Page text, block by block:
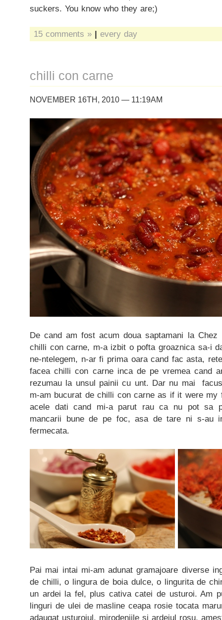
suckers. You know who they are;)
15 comments » | every day
chilli con carne
NOVEMBER 16TH, 2010 — 11:19AM
De cand am fost acum doua saptamani la
chilli con carne, m-a izbit o pofta groaznica sa-i
ne-ntelegem, n-ar fi prima oara cand fac asta,
facea chilli con carne inca de pe vremea cand
rezumau la unsul painii cu unt. Dar nu mai
m-am bucurat de chilli con carne as if it were
acele dati cand mi-a parut rau ca nu pot sa
mancarii bune de pe foc, asa de tare ni s-au
fermecata.
Pai mai intai mi-am adunat gramajoare diverse
de chilli, o lingura de boia dulce, o lingurita de
un ardei la fel, plus cativa catei de usturoi. Am
linguri de ulei de masline ceapa rosie tocata
adaugat usturoiul, mirodeniile si ardeiul rosu,